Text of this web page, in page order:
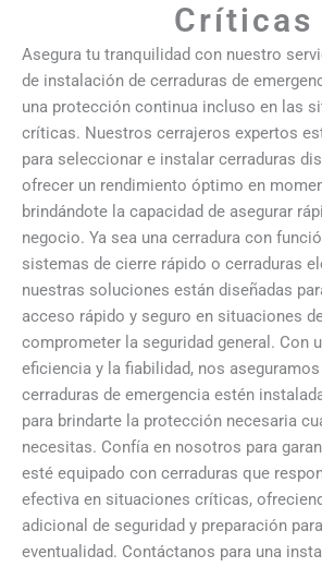
Críticas
Asegura tu tranquilidad con nuestro
de instalación de cerraduras de
una protección continua incluso en las
críticas. Nuestros cerrajeros expertos
para seleccionar e instalar cerraduras
ofrecer un rendimiento óptimo en
brindándote la capacidad de asegurar
negocio. Ya sea una cerradura con
sistemas de cierre rápido o cerraduras
nuestras soluciones están diseñadas
acceso rápido y seguro en situaciones
comprometer la seguridad general. Con
eficiencia y la fiabilidad, nos
cerraduras de emergencia estén
para brindarte la protección necesaria
necesitas. Confía en nosotros para
esté equipado con cerraduras que
efectiva en situaciones críticas,
adicional de seguridad y preparación
eventualidad. Contáctanos para una